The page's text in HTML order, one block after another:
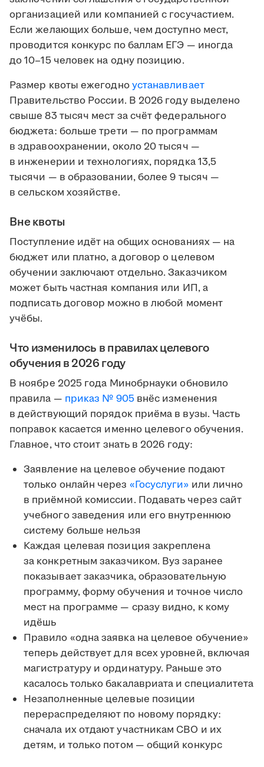
организацией или компанией с госучастием.
Если желающих больше, чем доступно мест,
проводится конкурс по баллам ЕГЭ — иногда
до 10–15 человек на одну позицию.
Размер квоты ежегодноустанавливает
Правительство России. В 2026 году выделено
свыше 83 тысяч мест за счёт федерального
бюджета: больше трети — по программам
в здравоохранении, около 20 тысяч —
в инженерии и технологиях, порядка 13,5
тысячи — в образовании, более 9 тысяч —
в сельском хозяйстве.
Вне квоты
Поступление идёт на общих основаниях — на
бюджет или платно, а договор о целевом
обучении заключают отдельно. Заказчиком
может быть частная компания или ИП, а
подписать договор можно в любой момент
учёбы.
Что изменилось в правилах целевого
обучения в 2026 году
В ноябре 2025 года Минобрнауки обновило
правила — приказ № 905внёс изменения
в действующий порядок приёма в вузы. Часть
поправок касается именно целевого обучения.
Главное, что стоит знать в 2026 году:
Заявление на целевое обучение подают
только онлайн через «Госуслуги» или лично
в приёмной комиссии. Подавать через сайт
учебного заведения или его внутреннюю
систему больше нельзя
Каждая целевая позиция закреплена
за конкретным заказчиком. Вуз заранее
показывает заказчика, образовательную
программу, форму обучения и точное число
мест на программе — сразу видно, к кому
идёшь
Правило «одна заявка на целевое обучение»
теперь действует для всех уровней, включая
магистратуру и ординатуру. Раньше это
касалось только бакалавриата и специалитета
Незаполненные целевые позиции
перераспределяют по новому порядку:
сначала их отдают участникам СВО и их
детям, и только потом — общий конкурс